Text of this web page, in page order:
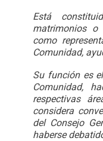
Está
matrimonios o
como
Comunidad,
Su función es
Comunidad,
respectivas
considera
del Consejo
haberse